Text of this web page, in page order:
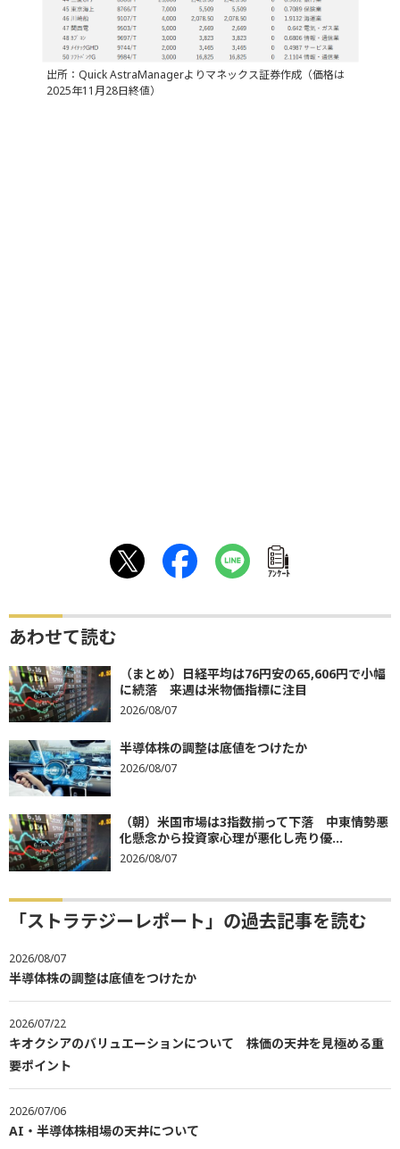
出所：Quick AstraManagerよりマネックス証券作成（価格は
2025年11月28日終値）
ｱﾝｹｰﾄ
あわせて読む
（まとめ）日経平均は76円安の65,606円で小幅
に続落 来週は米物価指標に注目
2026/08/07
半導体株の調整は底値をつけたか
2026/08/07
（朝）米国市場は3指数揃って下落 中東情勢悪
化懸念から投資家心理が悪化し売り優...
2026/08/07
「ストラテジーレポート」の過去記事を読む
2026/08/07
半導体株の調整は底値をつけたか
2026/07/22
キオクシアのバリュエーションについて 株価の天井を見極める重
要ポイント
2026/07/06
AI・半導体株相場の天井について